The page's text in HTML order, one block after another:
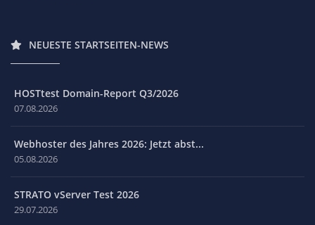
NEUESTE STARTSEITEN-NEWS
HOSTtest Domain-Report Q3/2026
07.08.2026
Webhoster des Jahres 2026: Jetzt abst...
05.08.2026
STRATO vServer Test 2026
29.07.2026